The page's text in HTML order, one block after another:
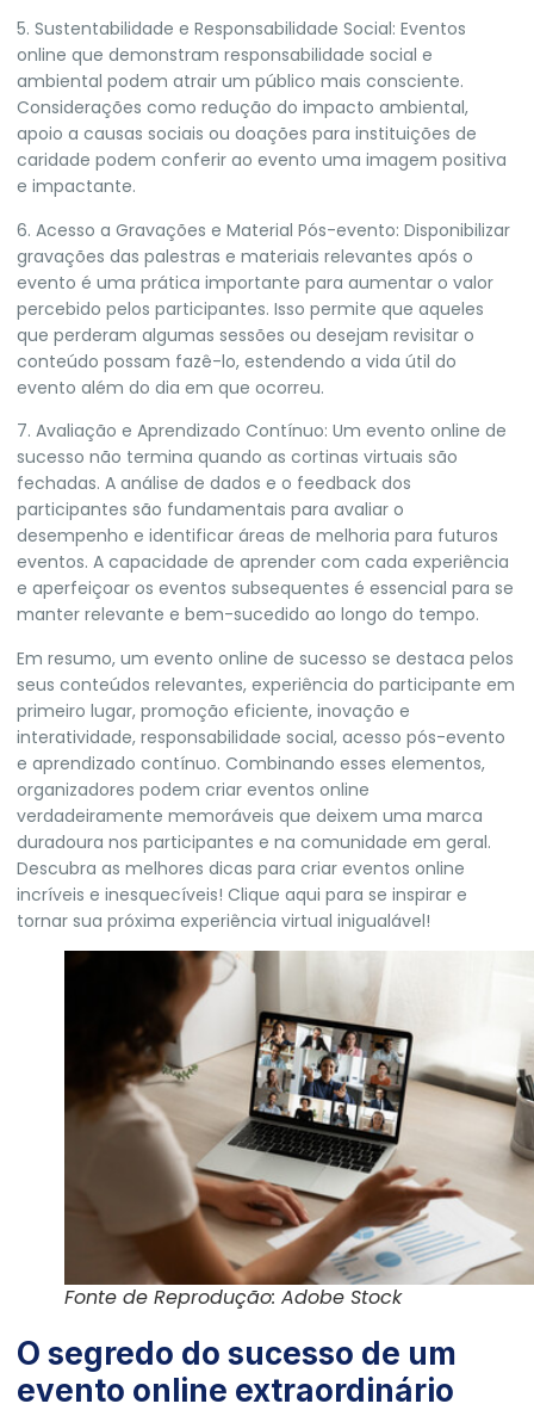
5. Sustentabilidade e Responsabilidade Social: Eventos
online que demonstram responsabilidade social e
ambiental podem atrair um público mais consciente.
Considerações como redução do impacto ambiental,
apoio a causas sociais ou doações para instituições de
caridade podem conferir ao evento uma imagem positiva
e impactante.
6. Acesso a Gravações e Material Pós-evento: Disponibilizar
gravações das palestras e materiais relevantes após o
evento é uma prática importante para aumentar o valor
percebido pelos participantes. Isso permite que aqueles
que perderam algumas sessões ou desejam revisitar o
conteúdo possam fazê-lo, estendendo a vida útil do
evento além do dia em que ocorreu.
7. Avaliação e Aprendizado Contínuo: Um evento online de
sucesso não termina quando as cortinas virtuais são
fechadas. A análise de dados e o feedback dos
participantes são fundamentais para avaliar o
desempenho e identificar áreas de melhoria para futuros
eventos. A capacidade de aprender com cada experiência
e aperfeiçoar os eventos subsequentes é essencial para se
manter relevante e bem-sucedido ao longo do tempo.
Em resumo, um evento online de sucesso se destaca pelos
seus conteúdos relevantes, experiência do participante em
primeiro lugar, promoção eficiente, inovação e
interatividade, responsabilidade social, acesso pós-evento
e aprendizado contínuo. Combinando esses elementos,
organizadores podem criar eventos online
verdadeiramente memoráveis que deixem uma marca
duradoura nos participantes e na comunidade em geral.
Descubra as melhores dicas para criar eventos online
incríveis e inesquecíveis! Clique aqui para se inspirar e
tornar sua próxima experiência virtual inigualável!
Fonte de Reprodução: Adobe Stock
O segredo do sucesso de um
evento online extraordinário